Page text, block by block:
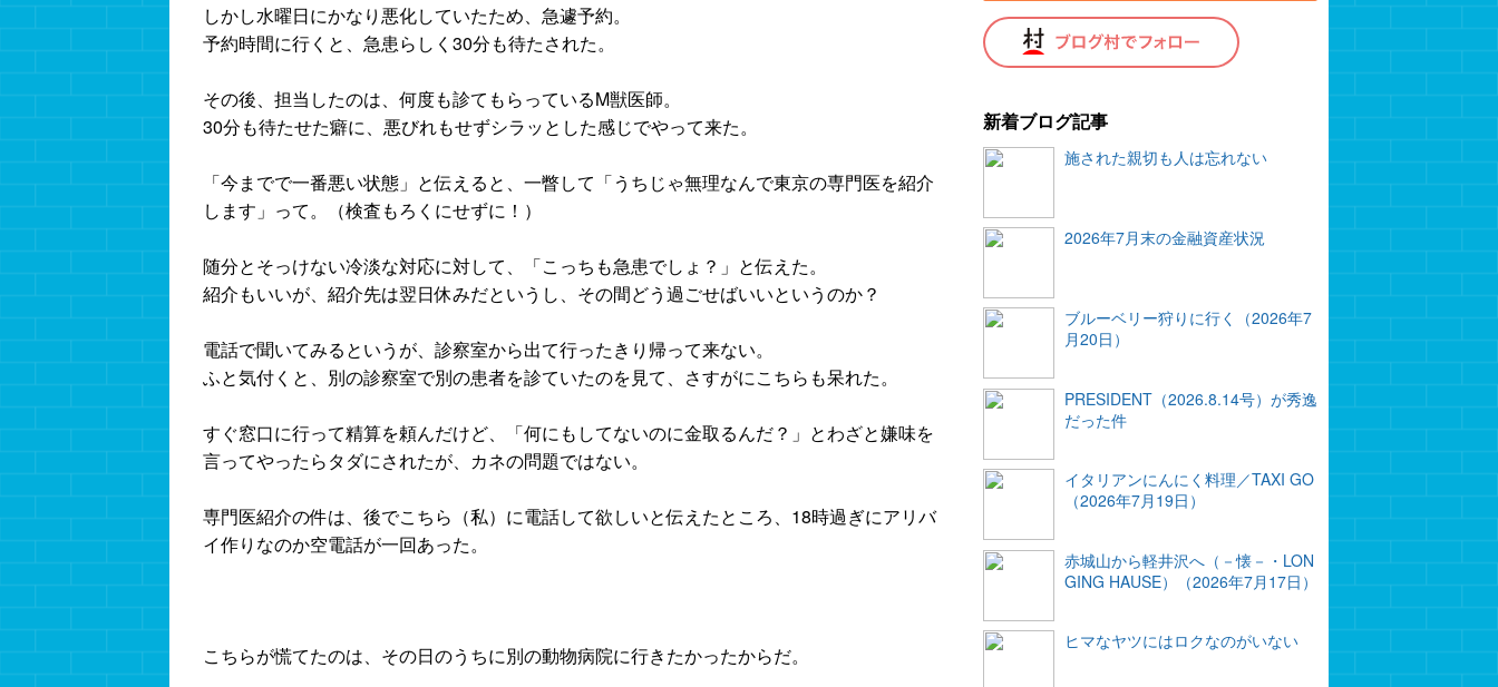
しかし水曜日にかなり悪化していたため、急遽予約。
予約時間に行くと、急患らしく30分も待たされた。
その後、担当したのは、何度も診てもらっているM獣医師。
30分も待たせた癖に、悪びれもせずシラッとした感じでやって来た。
「今までで一番悪い状態」と伝えると、一瞥して「うちじゃ無理なんで東京の専門医を紹介
します」って。（検査もろくにせずに！）
随分とそっけない冷淡な対応に対して、「こっちも急患でしょ？」と伝えた。
紹介もいいが、紹介先は翌日休みだというし、その間どう過ごせばいいというのか？
電話で聞いてみるというが、診察室から出て行ったきり帰って来ない。
ふと気付くと、別の診察室で別の患者を診ていたのを見て、さすがにこちらも呆れた。
すぐ窓口に行って精算を頼んだけど、「何にもしてないのに金取るんだ？」とわざと嫌味を
言ってやったらタダにされたが、カネの問題ではない。
専門医紹介の件は、後でこちら（私）に電話して欲しいと伝えたところ、18時過ぎにアリバ
イ作りなのか空電話が一回あった。
こちらが慌てたのは、その日のうちに別の動物病院に行きたかったからだ。
新着ブログ記事
施された親切も人は忘れない
2026年7月末の金融資産状況
ブルーベリー狩りに行く（2026年7
月20日）
PRESIDENT（2026.8.14号）が秀逸
だった件
イタリアンにんにく料理／TAXI GO
（2026年7月19日）
赤城山から軽井沢へ（－懐－・LON
GING HAUSE）（2026年7月17日）
ヒマなヤツにはロクなのがいない